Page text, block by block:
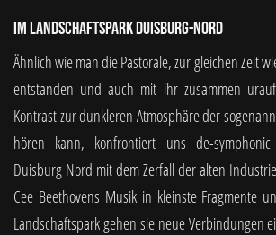
Im Landschaftspark Duisburg-Nord
Ähnlich wie man die Pastorale, zur gleichen Zeit
entstanden und auch mit ihr zusammen
Kontrast zur dunkleren Atmosphäre der
hören kann, konfrontiert uns de-symphonic
Duisburg Nord mit dem Zerfall der alten
Cee Beethovens Musik in kleinste Fragmente
Landschaftspark gehen sie neue Verbindungen